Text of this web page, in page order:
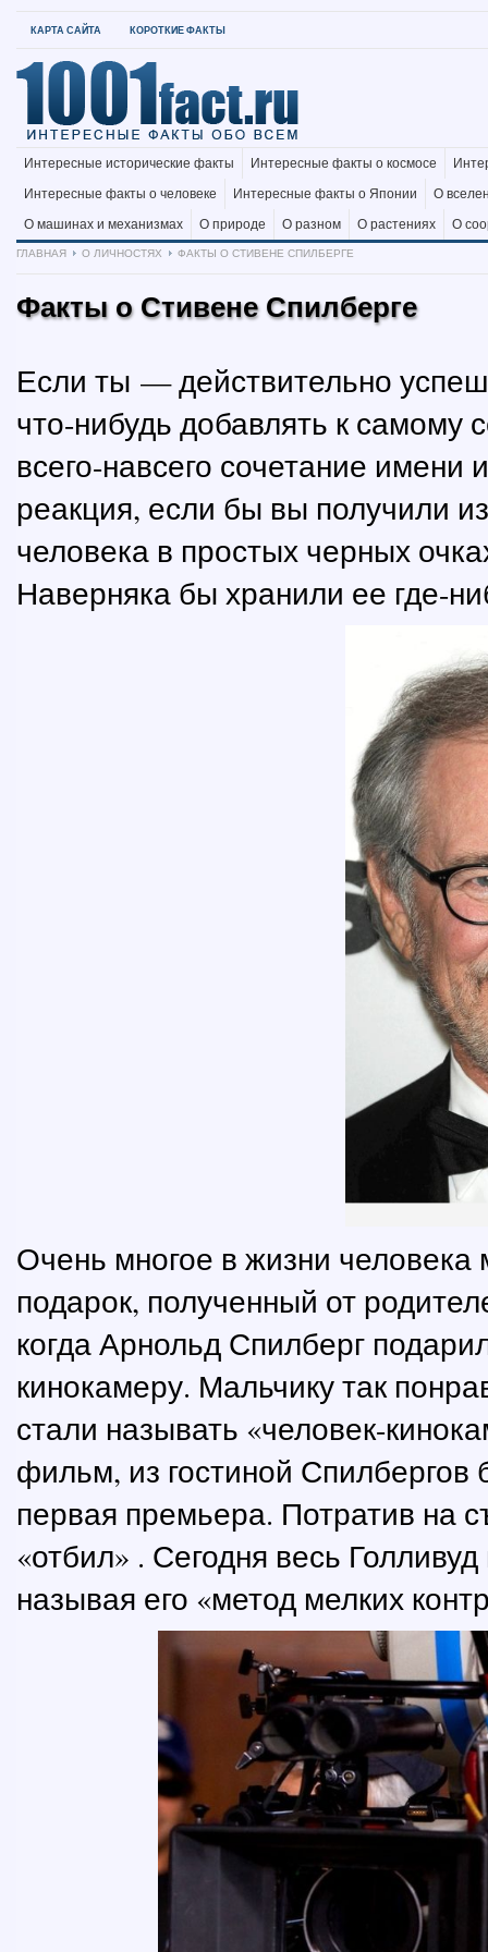
КАРТА САЙТА КОРОТКИЕ ФАКТЫ
Интересные исторические факты Интересные факты о космосе
Интересные факты о человеке
Интересные факты о Японии
О
О машинах и механизмах
О природе О разном О растениях
О
ГЛАВНАЯ
О ЛИЧНОСТЯХ ФАКТЫ О СТИВЕНЕ СПИЛБЕРГЕ
Факты о Стивене Спилберге
Если ты — действительно
что-нибудь добавлять к самому
всего-навсего сочетание
реакция, если бы вы получили
человека в простых черных
Наверняка бы хранили ее где-
Очень многое в жизни
подарок, полученный от
когда Арнольд Спилберг
кинокамеру. Мальчику так
стали называть «человек-
фильм, из гостиной
первая премьера. Потратив на
«отбил» . Сегодня весь
называя его «метод мелких